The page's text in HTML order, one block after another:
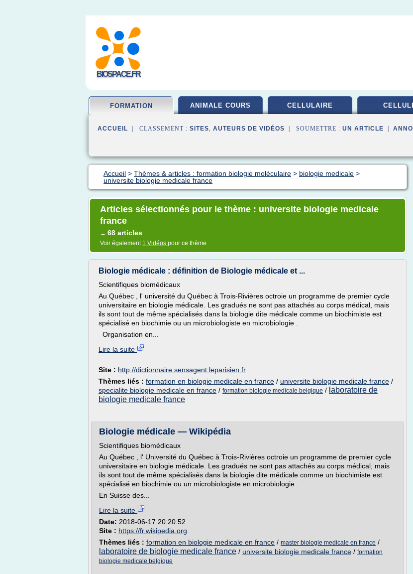
BIOSPACE.FR
FORMATION ANIMALE COURS CELLULAIRE
ACCUEIL | CLASSEMENT : SITES, AUTEURS DE VIDÉOS | SOUMETTRE : UN ARTICLE
Accueil > Thèmes & articles : formation biologie moléculaire > biologie medicale >
universite biologie medicale france
Articles sélectionnés pour le thème : universite biologie medicale
france
→ 68 articles
Voir également 1 Vidéos pour ce thème
Biologie médicale : définition de Biologie médicale et ...
Scientifiques biomédicaux
Au Québec , l' université du Québec à Trois-Rivières octroie un programme de premier cycle
universitaire en biologie médicale. Les gradués ne sont pas attachés au corps médical, mais
ils sont tout de même spécialisés dans la biologie dite médicale comme un biochimiste est
spécialisé en biochimie ou un microbiologiste en microbiologie .
Organisation en...
Lire la suite
Site : http://dictionnaire.sensagent.leparisien.fr
Thèmes liés : formation en biologie medicale en france / universite biologie medicale france /
specialite biologie medicale en france / formation biologie medicale belgique / laboratoire de
biologie medicale france
Biologie médicale — Wikipédia
Scientifiques biomédicaux
Au Québec , l' Université du Québec à Trois-Rivières octroie un programme de premier cycle
universitaire en biologie médicale. Les gradués ne sont pas attachés au corps médical, mais
ils sont tout de même spécialisés dans la biologie dite médicale comme un biochimiste est
spécialisé en biochimie ou un microbiologiste en microbiologie .
En Suisse des...
Lire la suite
Date: 2018-06-17 20:20:52
Site : https://fr.wikipedia.org
Thèmes liés : formation en biologie medicale en france / master biologie medicale en france /
laboratoire de biologie medicale france / universite biologie medicale france / formation
biologie medicale belgique